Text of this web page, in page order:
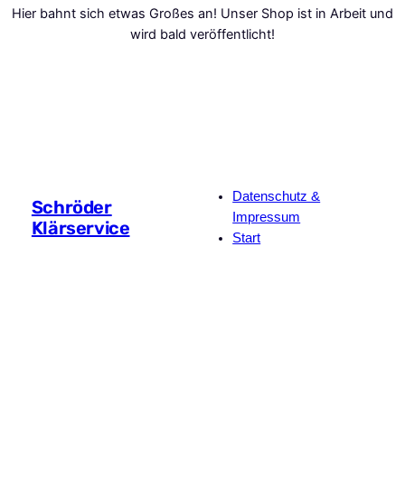
Hier bahnt sich etwas Großes an! Unser Shop ist in Arbeit und
wird bald veröffentlicht!
Schröder
Klärservice
Datenschutz &
Impressum
Start